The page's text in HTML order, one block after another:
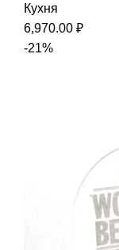
Кухня
6,970.00 ₽
-21%